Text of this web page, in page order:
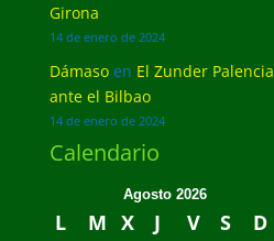
Girona
14 de enero de 2024
Dámasoen El Zunder
ante el Bilbao
14 de enero de 2024
Calendario
Agosto 2026
L M X J V S
D